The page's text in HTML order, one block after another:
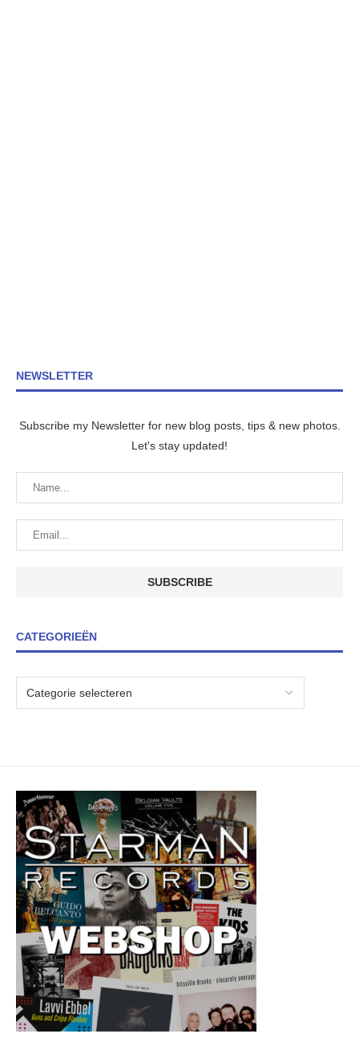
NEWSLETTER
Subscribe my Newsletter for new blog posts, tips & new photos.
Let's stay updated!
CATEGORIEËN